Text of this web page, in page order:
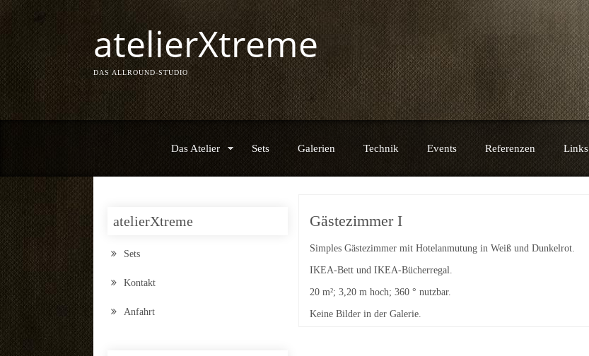
atelierXtreme
DAS ALLROUND-STUDIO
Das Atelier Sets Galerien Technik Events Referenzen Links
atelierXtreme
Sets
Kontakt
Anfahrt
Gästezimmer I
Simples Gästezimmer mit Hotelanmutung in Weiß und Dunkelrot.
IKEA-Bett und IKEA-Bücherregal.
20 m²; 3,20 m hoch; 360 ° nutzbar.
Keine Bilder in der Galerie.